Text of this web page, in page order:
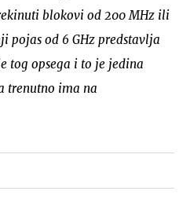
blokovi od 200 MHz ili
pojas od 6 GHz predstavlja
tog opsega i to je jedina
trenutno ima na